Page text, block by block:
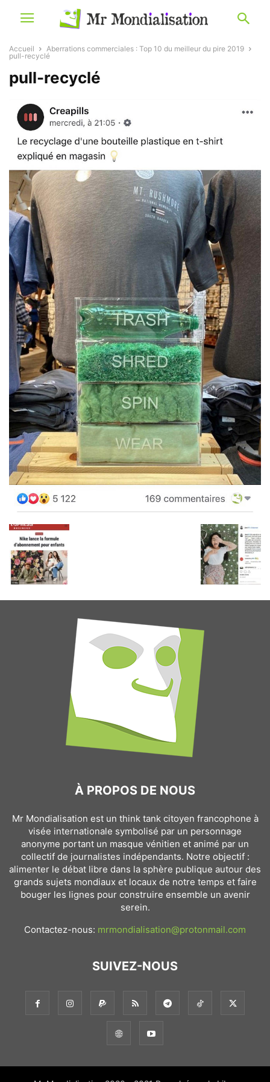
Accueil
Aberrations commerciales : Top 10 du meilleur du pire 2019
pull-recyclé
pull-recyclé
À PROPOS DE NOUS
Mr Mondialisation est un think tank citoyen francophone à
visée internationale symbolisé par un personnage
anonyme portant un masque vénitien et animé par un
collectif de journalistes indépendants. Notre objectif :
alimenter le débat libre dans la sphère publique autour des
grands sujets mondiaux et locaux de notre temps et faire
bouger les lignes pour construire ensemble un avenir
serein.
Contactez-nous: mrmondialisation@protonmail.com
SUIVEZ-NOUS